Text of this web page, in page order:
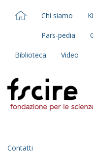
Chi siamo
Pars-pedia
Biblioteca Video
Contatti